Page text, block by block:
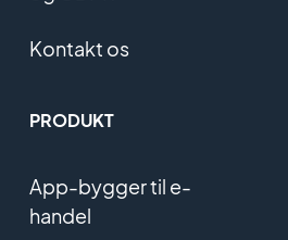
Kontakt os
PRODUKT
App-bygger til e-
handel